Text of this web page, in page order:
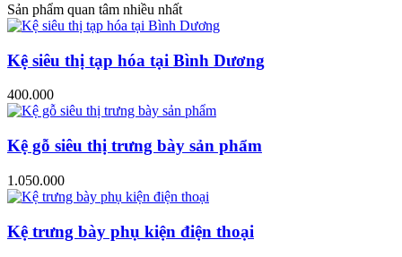
Sản phẩm quan tâm nhiều nhất
Kệ siêu thị tạp hóa tại Bình Dương
400.000
Kệ gỗ siêu thị trưng bày sản phẩm
1.050.000
Kệ trưng bày phụ kiện điện thoại